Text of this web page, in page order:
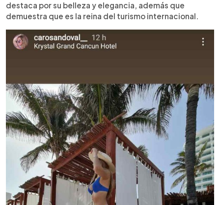
destaca por su belleza y elegancia, además que
demuestra que es la reina del turismo internacional.